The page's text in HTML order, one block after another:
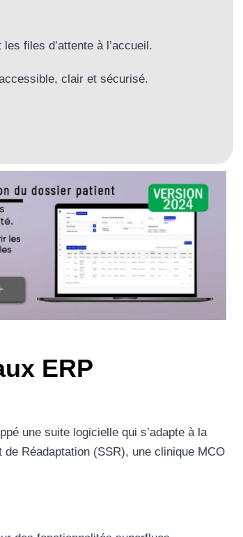
files d’attente à l’accueil.
clair et sécurisé.
ERP
une suite logicielle qui s’adapte à la
Réadaptation (SSR), une clinique MCO